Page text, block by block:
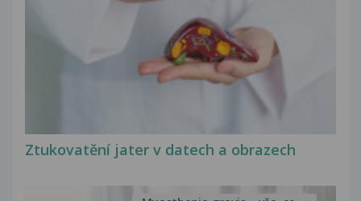
Ztukovatění jater v datech a obrazech